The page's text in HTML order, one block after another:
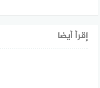
إقرأ أيضا